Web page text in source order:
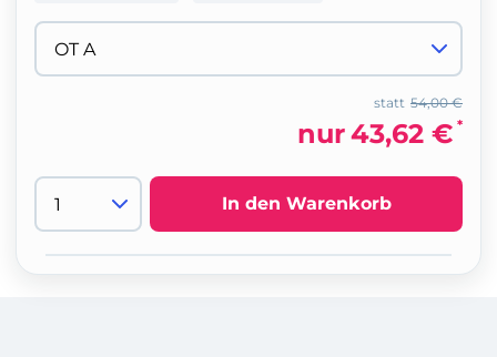
54,00 €
statt
nur43,62 € *
In den Warenkorb